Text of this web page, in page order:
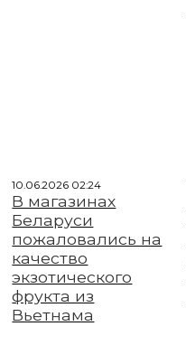
10.06.2026 02:24
В магазинах
Беларуси
пожаловались на
качество
экзотического
фрукта из
Вьетнама